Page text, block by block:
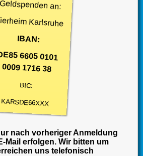
Geldspenden an:
Karlsruhe
IBAN:
6605 0101
0009 1716 38
BIC:
KARSDE66XXX
nach vorheriger Anmeldung
Mail erfolgen. Wir bitten um
uns telefonisch